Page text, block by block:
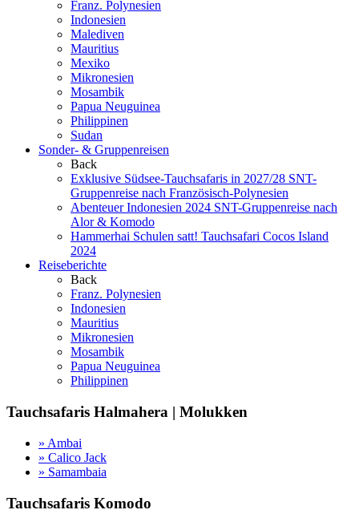
Franz. Polynesien
Indonesien
Malediven
Mauritius
Mexiko
Mikronesien
Mosambik
Papua Neuguinea
Philippinen
Sudan
Sonder- & Gruppenreisen
Back
Exklusive Südsee-Tauchsafaris in 2027/28 SNT-
Gruppenreise nach Französisch-Polynesien
Abenteuer Indonesien 2024 SNT-Gruppenreise nach
Alor & Komodo
Hammerhai Schulen satt! Tauchsafari Cocos Island
2024
Reiseberichte
Back
Franz. Polynesien
Indonesien
Mauritius
Mikronesien
Mosambik
Papua Neuguinea
Philippinen
Tauchsafaris Halmahera | Molukken
» Ambai
» Calico Jack
» Samambaia
Tauchsafaris Komodo